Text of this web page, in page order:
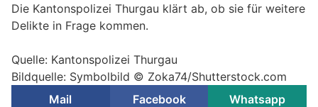
Die Kantonspolizei Thurgau klärt ab, ob sie für weitere
Delikte in Frage kommen.
Quelle: Kantonspolizei Thurgau
Bildquelle: Symbolbild © Zoka74/Shutterstock.com
Mail
Facebook Whatsapp